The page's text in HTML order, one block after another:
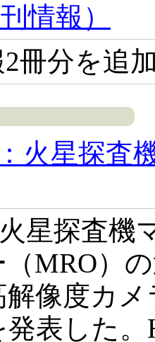
情報）
冊分を追
火星探査
星探査機
（MRO）
像度カ
表した